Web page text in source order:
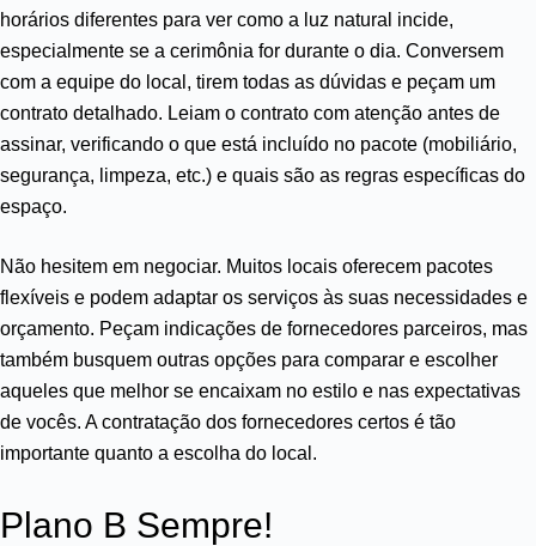
horários diferentes para ver como a luz natural incide,
especialmente se a cerimônia for durante o dia. Conversem
com a equipe do local, tirem todas as dúvidas e peçam um
contrato detalhado. Leiam o contrato com atenção antes de
assinar, verificando o que está incluído no pacote (mobiliário,
segurança, limpeza, etc.) e quais são as regras específicas do
espaço.
Não hesitem em negociar. Muitos locais oferecem pacotes
flexíveis e podem adaptar os serviços às suas necessidades e
orçamento. Peçam indicações de fornecedores parceiros, mas
também busquem outras opções para comparar e escolher
aqueles que melhor se encaixam no estilo e nas expectativas
de vocês. A contratação dos fornecedores certos é tão
importante quanto a escolha do local.
Plano B Sempre!